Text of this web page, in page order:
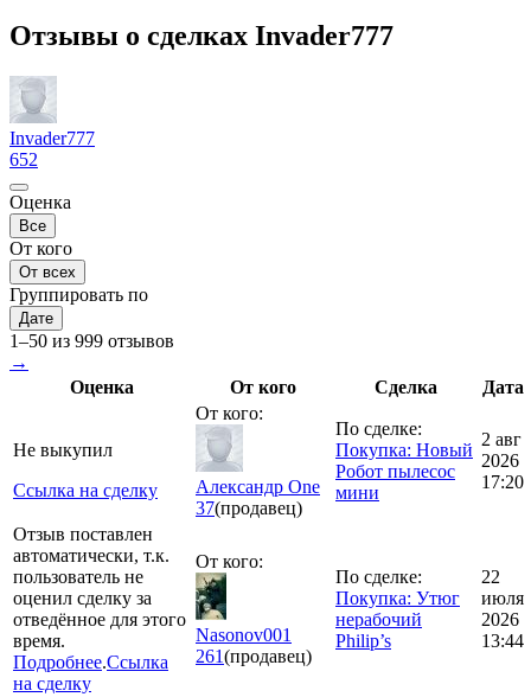
Отзывы о сделках Invader777
Invader777
652
Оценка
Все
От кого
От всех
Группировать по
Дате
1–50 из 999 отзывов
→
Оценка
От кого Сделка Дата
Не выкупил
Ссылка на сделку
От кого:
Александр One
37(продавец)
По сделке:
Покупка: Новый
Робот пылесос
мини
2 авг
2026
17:20
Отзыв поставлен
автоматически, т.к.
пользователь не
оценил сделку за
отведённое для этого
время.
Подробнее.Ссылка
на сделку
От кого:
Nasonov001
261(продавец)
По сделке:
Покупка: Утюг
нерабочий
Philip’s
22
июля
2026
13:44